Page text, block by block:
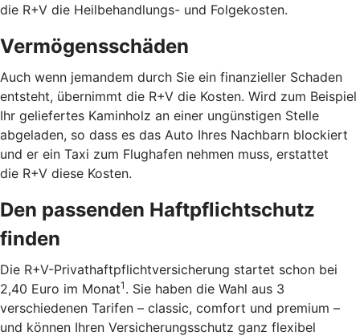
die R+V die Heilbehandlungs- und Folgekosten.
Vermögensschäden
Auch wenn jemandem durch Sie ein finanzieller Schaden
entsteht, übernimmt die R+V die Kosten. Wird zum Beispiel
Ihr geliefertes Kaminholz an einer ungünstigen Stelle
abgeladen, so dass es das Auto Ihres Nachbarn blockiert
und er ein Taxi zum Flughafen nehmen muss, erstattet
die R+V diese Kosten.
Den passenden Haftpflichtschutz
finden
Die R+V-Privathaftpflichtversicherung startet schon bei
2,40 Euro im Monat1 . Sie haben die Wahl aus 3
verschiedenen Tarifen – classic, comfort und premium –
und können Ihren Versicherungsschutz ganz flexibel